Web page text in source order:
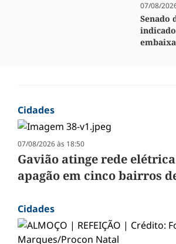
07/08/
Senado
Cidades
07/08/2026 às 18:50
Gavião atinge rede
apagão em cinco bairros
Cidades